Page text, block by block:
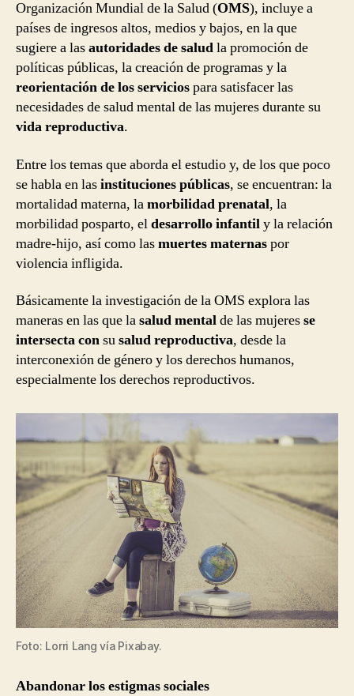
Organización Mundial de la Salud (OMS), incluye a
países de ingresos altos, medios y bajos, en la que
sugiere a lasautoridades de saludla promoción de
políticas públicas, la creación de programas y la
reorientación de los serviciospara satisfacer las
necesidades de salud mental de las mujeres durante su
vida reproductiva.
Entre los temas que aborda el estudio y, de los que poco
se habla en lasinstituciones públicas, se encuentran: la
mortalidad materna, lamorbilidad prenatal, la
morbilidad posparto, eldesarrollo infantily la relación
madre-hijo, así como lasmuertes maternaspor
violencia infligida.
Básicamente la investigación de la OMS explora las
maneras en las que lasalud mentalde las mujeresse
intersecta consusalud reproductiva, desde la
interconexión de género y los derechos humanos,
especialmente los derechos reproductivos.
Foto: Lorri Lang vía Pixabay.
Abandonar los estigmas sociales